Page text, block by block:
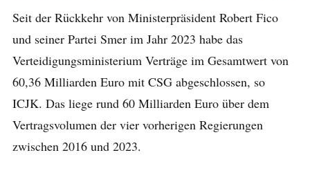
Seit der Rückkehr von Ministerpräsident Robert Fico
und seiner Partei Smer im Jahr 2023 habe das
Verteidigungsministerium Verträge im Gesamtwert von
60,36 Milliarden Euro mit CSG abgeschlossen, so
ICJK. Das liege rund 60 Milliarden Euro über dem
Vertragsvolumen der vier vorherigen Regierungen
zwischen 2016 und 2023.